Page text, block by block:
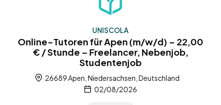
UNISCOLA
Online-Tutoren für Apen (m/w/d) – 22,00
€ / Stunde – Freelancer, Nebenjob,
Studentenjob
26689 Apen, Niedersachsen, Deutschland
02/08/2026